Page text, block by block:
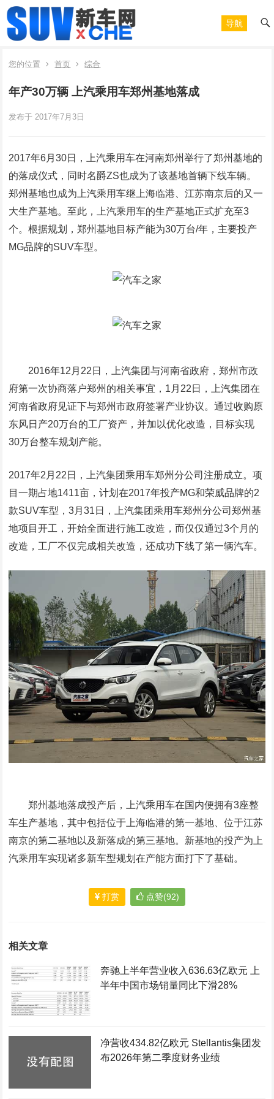
导航
您的位置 首页 综合
年产30万辆 上汽乘用车郑州基地落成
发布于 2017年7月3日
2017年6月30日，上汽乘用车在河南郑州举行了郑州基地的
的落成仪式，同时名爵ZS也成为了该基地首辆下线车辆。
郑州基地也成为上汽乘用车继上海临港、江苏南京后的又一
大生产基地。至此，上汽乘用车的生产基地正式扩充至3
个。根据规划，郑州基地目标产能为30万台/年，主要投产
MG品牌的SUV车型。
2016年12月22日，上汽集团与河南省政府，郑州市政
府第一次协商落户郑州的相关事宜，1月22日，上汽集团在
河南省政府见证下与郑州市政府签署产业协议。通过收购原
东风日产20万台的工厂资产，并加以优化改造，目标实现
30万台整车规划产能。
2017年2月22日，上汽集团乘用车郑州分公司注册成立。项
目一期占地1411亩，计划在2017年投产MG和荣威品牌的2
款SUV车型，3月31日，上汽集团乘用车郑州分公司郑州基
地项目开工，开始全面进行施工改造，而仅仅通过3个月的
改造，工厂不仅完成相关改造，还成功下线了第一辆汽车。
郑州基地落成投产后，上汽乘用车在国内便拥有3座整
车生产基地，其中包括位于上海临港的第一基地、位于江苏
南京的第二基地以及新落成的第三基地。新基地的投产为上
汽乘用车实现诸多新车型规划在产能方面打下了基础。
打赏 点赞(92)
相关文章
奔驰上半年营业收入636.63亿欧元 上
半年中国市场销量同比下滑28%
净营收434.82亿欧元 Stellantis集团发
布2026年第二季度财务业绩